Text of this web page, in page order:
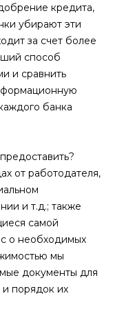
кредита,
убирают эти
за счет более
способ
и сравнить
банка
от работодателя,
и т.д.; также
самой
о необходимых
мы
документы для
порядок их